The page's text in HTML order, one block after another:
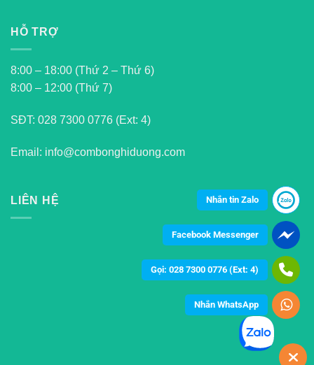
HỖ TRỢ
8:00 – 18:00 (Thứ 2 – Thứ 6)
8:00 – 12:00 (Thứ 7)
SĐT: 028 7300 0776 (Ext: 4)
Email: info@combonghiduong.com
LIÊN HỆ Nhắn tin Zalo
Facebook Messenger
Gọi: 028 7300 0776 (Ext: 4)
Nhắn WhatsApp